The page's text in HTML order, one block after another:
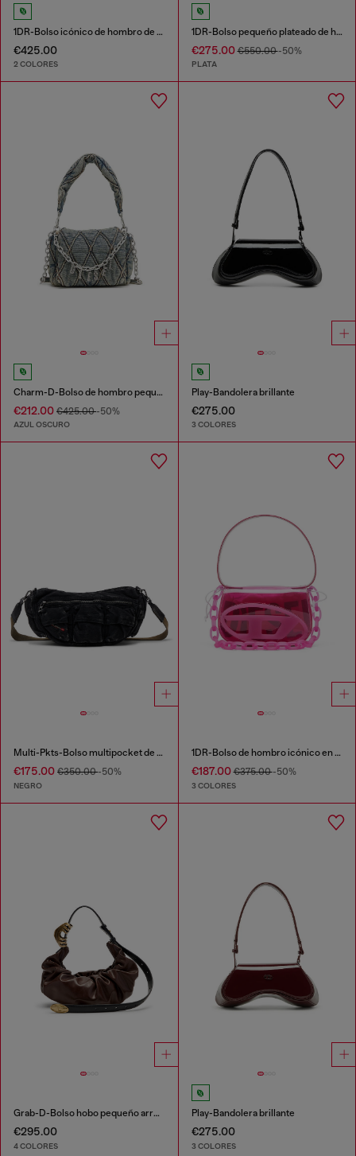
1DR-Bolso icónico de hombro de cuero napa
€425.00
2 COLORES
1DR-Bolso pequeño plateado de hombro de cuero
€275.00€550.00-50%
PLATA
Charm-D-Bolso de hombro pequeño de denim acolchado
€212.00 €425.00-50%
AZUL OSCURO
Play-Bandolera brillante
€275.00
3 COLORES
Multi-Pkts-Bolso multipocket de denim lavado
€175.00 €350.00-50%
NEGRO
1DR-Bolso de hombro icónico en TPU transparente
€187.00€375.00-50%
3 COLORES
Grab-D-Bolso hobo pequeño arrugado
€295.00
4 COLORES
Play-Bandolera brillante
€275.00
3 COLORES